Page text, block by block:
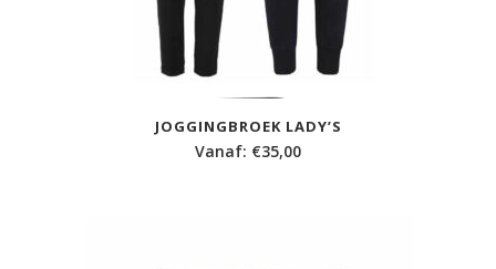
JOGGINGBROEK LADY’S
Vanaf: €35,00